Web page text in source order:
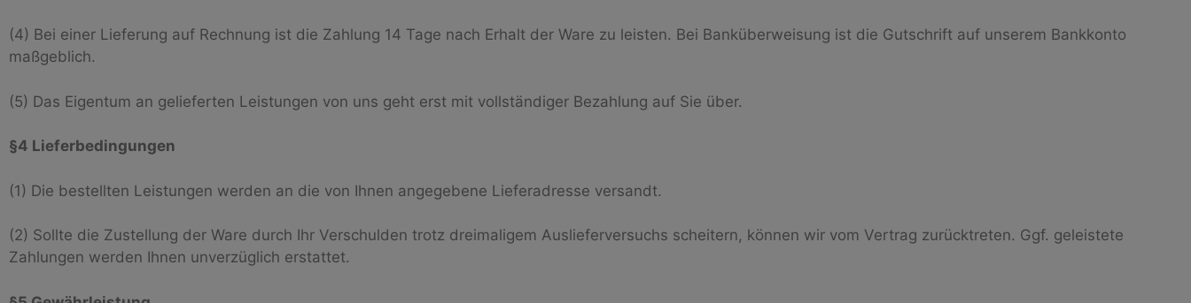
(4) Bei einer Lieferung auf Rechnung ist die Zahlung 14 Tage nach Erhalt der Ware zu leisten. Bei Banküberweisung ist die Gutschrift auf unserem Bankkonto
maßgeblich.
(5) Das Eigentum an gelieferten Leistungen von uns geht erst mit vollständiger Bezahlung auf Sie über.
§4 Lieferbedingungen
(1) Die bestellten Leistungen werden an die von Ihnen angegebene Lieferadresse versandt.
(2) Sollte die Zustellung der Ware durch Ihr Verschulden trotz dreimaligem Auslieferversuchs scheitern, können wir vom Vertrag zurücktreten. Ggf. geleistete
Zahlungen werden Ihnen unverzüglich erstattet.